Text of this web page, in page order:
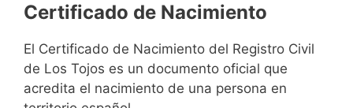
Certificado de Nacimiento
El Certificado de Nacimiento del Registro Civil
de Los Tojos es un documento oficial que
acredita el nacimiento de una persona en